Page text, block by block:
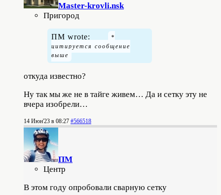
Master-krovli.nsk
Пригород
ПМ wrote:
откуда известно?
Ну так мы же не в тайге живем… Да и сетку эту не
вчера изобрели…
14 Июн'23 в 08:27 #566518
ПМ
Центр
В этом году опробовали сварную сетку